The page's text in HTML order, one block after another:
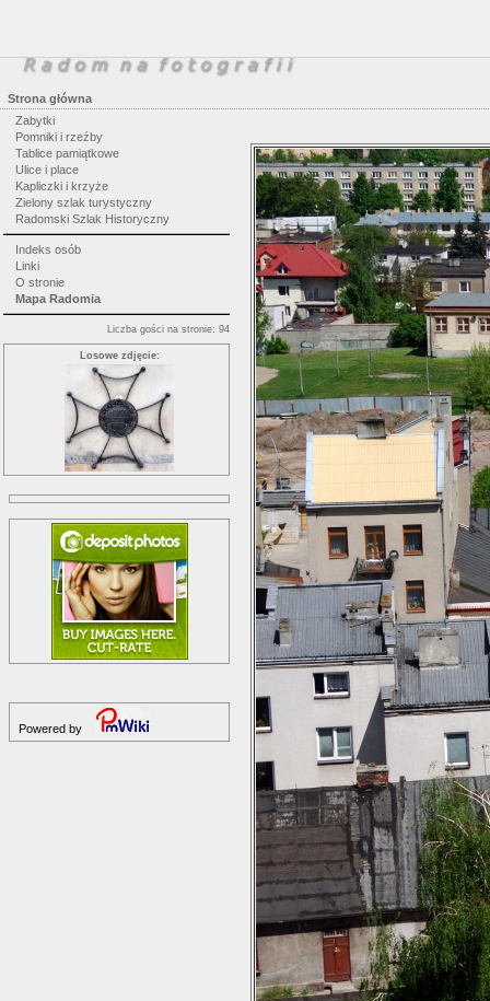
Strona główna
Zabytki
Pomniki i rzeźby
Tablice pamiątkowe
Ulice i place
Kapliczki i krzyże
Zielony szlak turystyczny
Radomski Szlak Historyczny
Indeks osób
Linki
O stronie
Mapa Radomia
Liczba gości na stronie: 94
Losowe zdjęcie:
Powered by